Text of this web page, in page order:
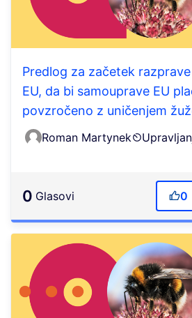
Predlog za začetek
EU, da bi samouprave EU
povzročeno z uničenjem
Roman Martynek
0 Glasovi 0